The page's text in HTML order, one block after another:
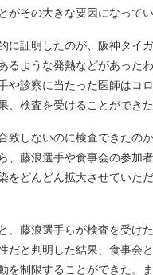
がその大きな要因になって
に証明したのが、阪神タイ
るような発熱などがあった
や診察に当たった医師はコ
、検査を受けることができた
致しないのに検査できたの
、藤浪選手や食事会の参加
をどんどん拡大させていた
、藤浪選手らが検査を受け
だと判明した結果、食事会
を制限することができた。